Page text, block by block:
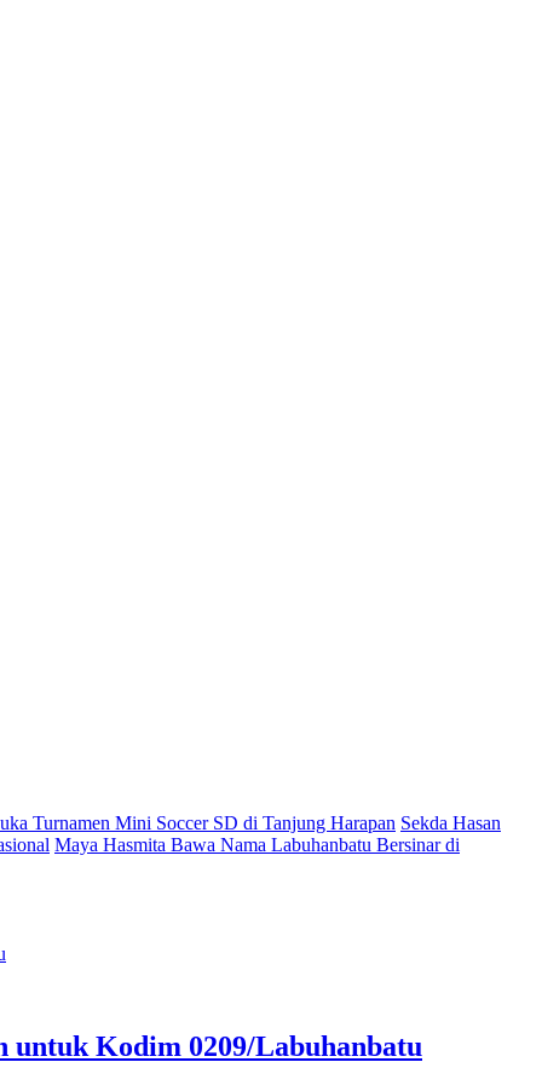
Turnamen Mini Soccer SD di Tanjung Harapan Sekda Hasan
Maya Hasmita Bawa Nama Labuhanbatu Bersinar di
Kodim 0209/Labuhanbatu